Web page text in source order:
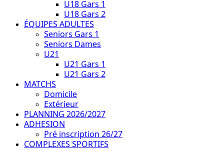
U18 Gars 1
U18 Gars 2
ÉQUIPES ADULTES
Seniors Gars 1
Seniors Dames
U21
U21 Gars 1
U21 Gars 2
MATCHS
Domicile
Extérieur
PLANNING 2026/2027
ADHESION
Pré inscription 26/27
COMPLEXES SPORTIFS